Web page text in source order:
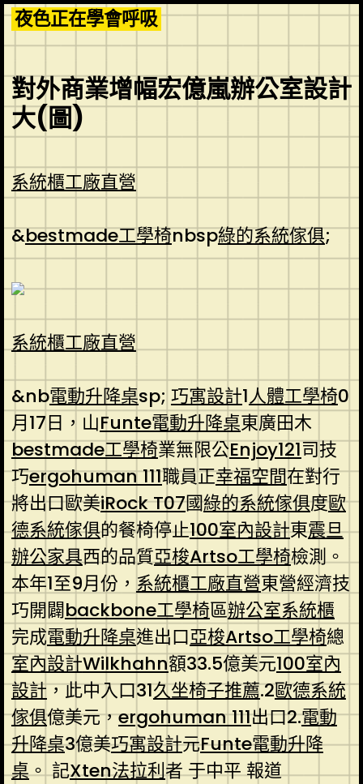
Skip
to
content
夜色正在學會呼吸
對外商業增幅宏億嵐辦公室設計
大(圖)
系統櫃工廠直營
&bestmade工學椅nbsp綠的系統傢俱;
系統櫃工廠直營
&nb電動升降桌sp; 巧寓設計1人體工學椅0
月17日，山Funte電動升降桌東廣田木
bestmade工學椅業無限公Enjoy121司技
巧ergohuman 111職員正幸福空間在對行
將出口歐美iRock T07國綠的系統傢俱度歐
德系統傢俱的餐椅停止100室內設計東震旦
辦公家具西的品質亞梭Artso工學椅檢測。
本年1至9月份， 系統櫃工廠直營東營經濟技
巧開闢backbone工學椅區辦公室系統櫃
完成電動升降桌進出口亞梭Artso工學椅總
室內設計Wilkhahn額33.5億美元100室內
設計，此中入口31久坐椅子推薦.2歐德系統
傢俱億美元，ergohuman 111出口2.電動
升降桌3億美巧寓設計元Funte電動升降
桌。 記Xten法拉利者 于中平 報道